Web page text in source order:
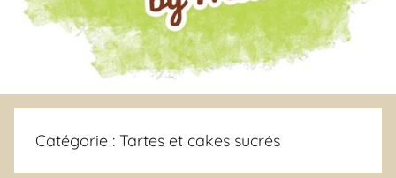
Catégorie : Tartes et cakes sucrés